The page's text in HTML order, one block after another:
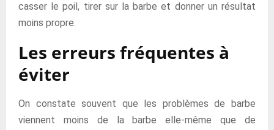
casser le poil, tirer sur la barbe et donner un résultat
moins propre.
Les erreurs fréquentes à
éviter
On constate souvent que les problèmes de barbe
viennent moins de la barbe elle-même que de